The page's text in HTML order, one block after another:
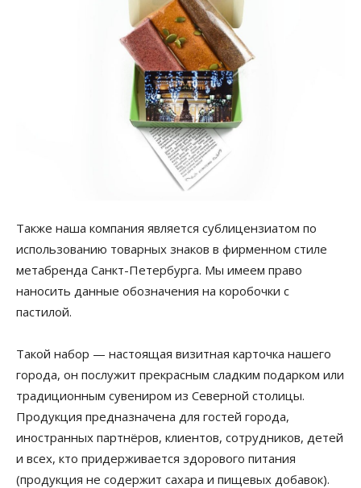
Также наша компания является сублицензиатом по
использованию товарных знаков в фирменном стиле
метабренда Санкт-Петербурга. Мы имеем право
наносить данные обозначения на коробочки с
пастилой.
Такой набор — настоящая визитная карточка нашего
города, он послужит прекрасным сладким подарком или
традиционным сувениром из Северной столицы.
Продукция предназначена для гостей города,
иностранных партнёров, клиентов, сотрудников, детей
и всех, кто придерживается здорового питания
(продукция не содержит сахара и пищевых добавок).